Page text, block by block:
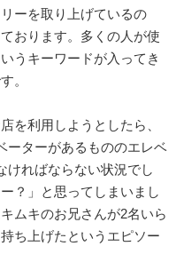
ーを取り上げているの
おります。多くの人が使
うキーワードが入ってき
。
を利用しようとしたら、
ーターがあるもののエレベ
ければならない状況でし
？」と思ってしまいまし
ムキのお兄さんが2名いら
ち上げたというエピソー